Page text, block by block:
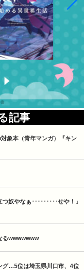
記事
象本（青年マンガ）『キン
奴やなぁ･････････せや！」
るwwwwwww
グ…5位は埼玉県川口市、4位